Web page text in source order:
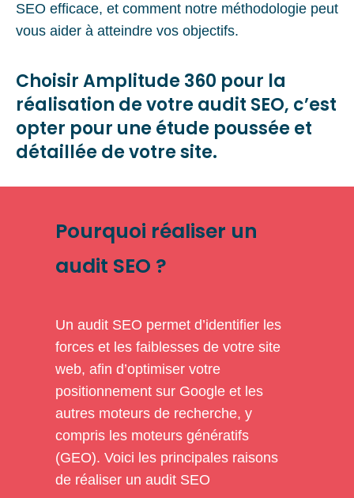
SEO efficace, et comment notre méthodologie peut
vous aider à atteindre vos objectifs.
Choisir Amplitude 360 pour la
réalisation de votre audit SEO, c’est
opter pour une étude poussée et
détaillée de votre site.
Pourquoi réaliser un
audit SEO ?
Un audit SEO permet d’identifier les
forces et les faiblesses de votre site
web, afin d’optimiser votre
positionnement sur Google et les
autres moteurs de recherche, y
compris les moteurs génératifs
(GEO). Voici les principales raisons
de réaliser un audit SEO